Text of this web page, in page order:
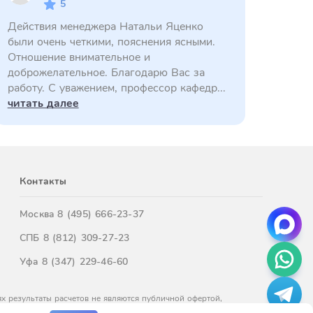
5
Действия менеджера Натальи Яценко
были очень четкими, пояснения ясными.
Отношение внимательное и
доброжелательное. Благодарю Вас за
работу. С уважением, профессор кафедр...
читать далее
Контакты
Москва8 (495) 666-23-37
СПБ 8 (812) 309-27-23
Уфа 8 (347) 229-46-60
расчетов не являются публичной офертой,
к нашим менеджерам.